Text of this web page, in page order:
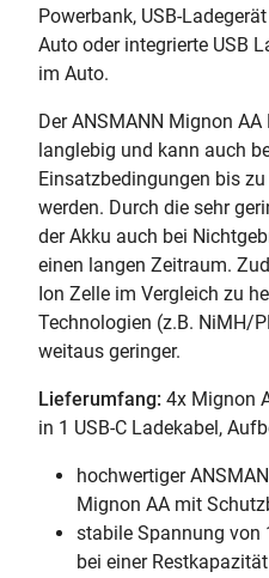
Powerbank, USB-
Auto oder integrierte USB
im Auto.
Der ANSMANN Mignon
langlebig und kann auch
Einsatzbedingungen bis
werden. Durch die sehr
der Akku auch bei
einen langen Zeitraum.
Ion Zelle im Vergleich zu
Technologien (z.B. NiMH/
weitaus geringer.
Lieferumfang: 4x Mignon
in 1 USB-C Ladekabel,
hochwertiger
Mignon AA mit
stabile Spannung von
bei einer